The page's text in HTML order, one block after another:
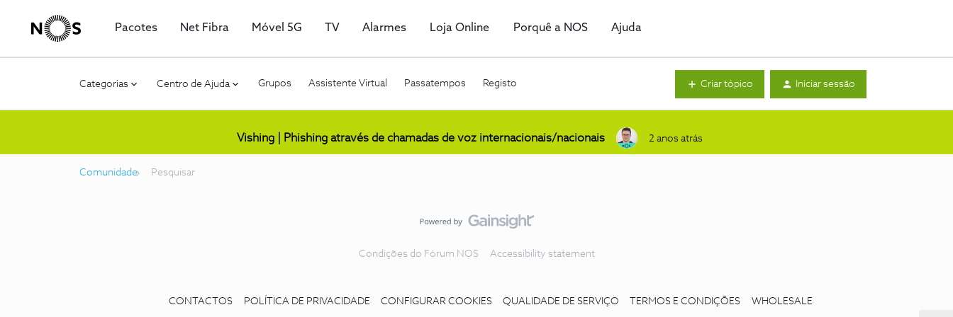
Pacotes Net Fibra Móvel 5G TV Alarmes Loja Online Porquê a NOS Ajuda
Categorias Centro de Ajuda Grupos Assistente Virtual Passatempos Registo Criar tópico Iniciar sessão
Vishing | Phishing através de chamadas de voz internacionais/nacionais 2 anos atrás
Comunidade Pesquisar
Condições do Fórum NOS Accessibility statement
CONTACTOS POLÍTICA DE PRIVACIDADE CONFIGURAR COOKIES QUALIDADE DE SERVIÇO TERMOS E CONDIÇÕES WHOLESALE